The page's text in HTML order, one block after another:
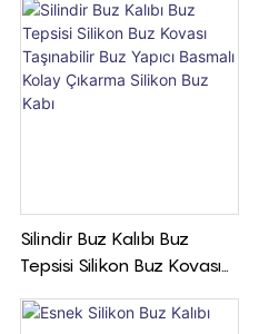
Makinesinde Yıkanabilir.
Düşük Minimum Sipariş
Miktarı.
Silindir Buz Kalıbı Buz
Tepsisi Silikon Buz Kovası
Basmalı Kolay Çıkarma